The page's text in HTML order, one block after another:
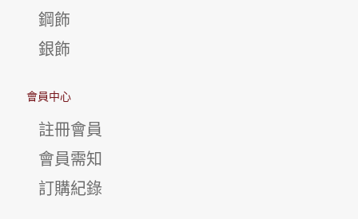
鋼飾
銀飾
會員中心
註冊會員
會員需知
訂購紀錄